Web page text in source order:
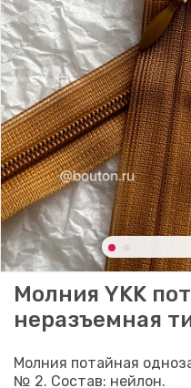
Молния YKK
неразъемная
Молния потайная
№ 2. Состав: нейлон.